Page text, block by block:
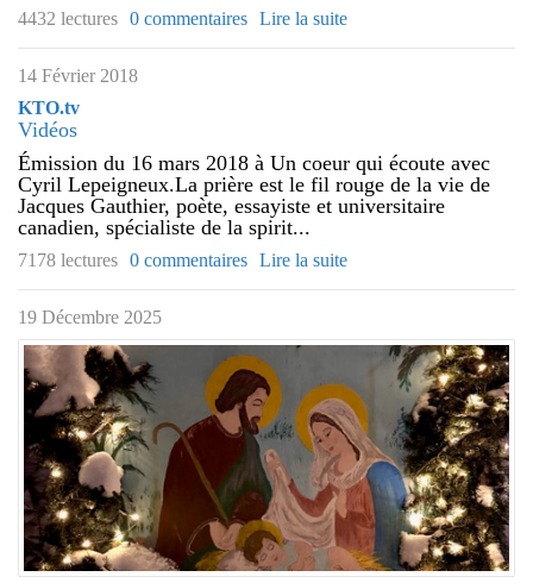
4432 lectures 0 commentaires Lire la suite
14 Février 2018
KTO.tv
Vidéos
Émission du 16 mars 2018 à Un coeur qui écoute avec
Cyril Lepeigneux.La prière est le fil rouge de la vie de
Jacques Gauthier, poète, essayiste et universitaire
canadien, spécialiste de la spirit...
7178 lectures 0 commentaires Lire la suite
19 Décembre 2025